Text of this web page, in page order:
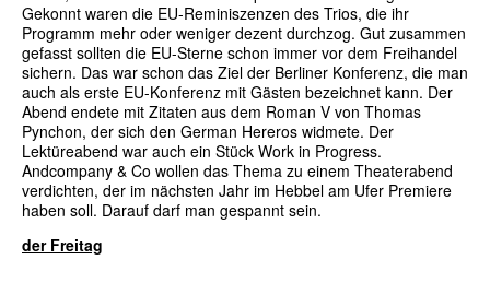
Gekonnt waren die EU-Reminiszenzen des Trios, die ihr
Programm mehr oder weniger dezent durchzog. Gut zusammen
gefasst sollten die EU-Sterne schon immer vor dem Freihandel
sichern. Das war schon das Ziel der Berliner Konferenz, die man
auch als erste EU-Konferenz mit Gästen bezeichnet kann. Der
Abend endete mit Zitaten aus dem Roman V von Thomas
Pynchon, der sich den German Hereros widmete. Der
Lektüreabend war auch ein Stück Work in Progress.
Andcompany & Co wollen das Thema zu einem Theaterabend
verdichten, der im nächsten Jahr im Hebbel am Ufer Premiere
haben soll. Darauf darf man gespannt sein.
der Freitag